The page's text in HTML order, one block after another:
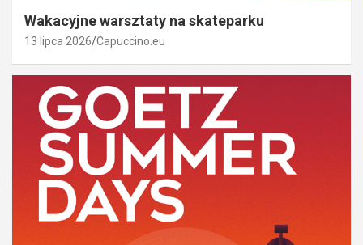
Wakacyjne warsztaty na skateparku
13 lipca 2026 Capuccino.eu